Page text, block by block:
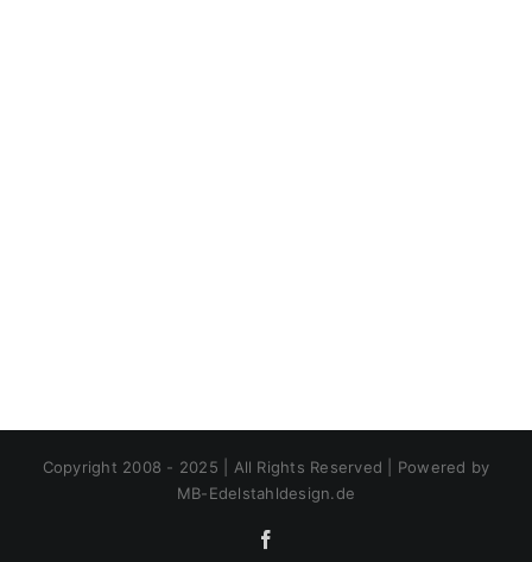
Copyright 2008 - 2025 | All Rights Reserved | Powered by
MB-Edelstahldesign.de